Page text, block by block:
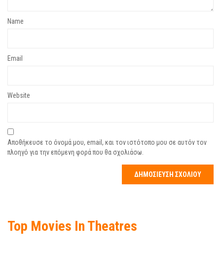
Name
Email
Website
Αποθήκευσε το όνομά μου, email, και τον ιστότοπο μου σε αυτόν τον
πλοηγό για την επόμενη φορά που θα σχολιάσω.
Top Movies In Theatres